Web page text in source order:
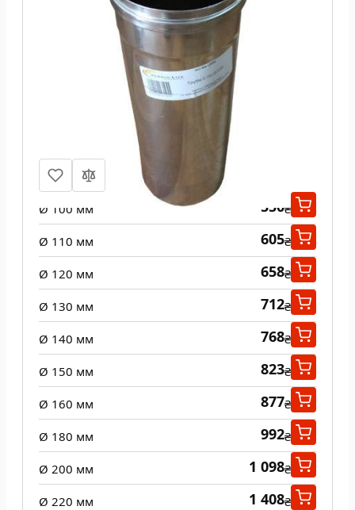
Труба из нержавеющей стали 1 м
одност 1 мм
Ø 100 мм 550₴
Ø 110 мм 605₴
Ø 120 мм 658₴
Ø 130 мм 712₴
Ø 140 мм 768₴
Ø 150 мм 823₴
Ø 160 мм 877₴
Ø 180 мм 992₴
Ø 200 мм 1 098₴
Ø 220 мм 1 408₴